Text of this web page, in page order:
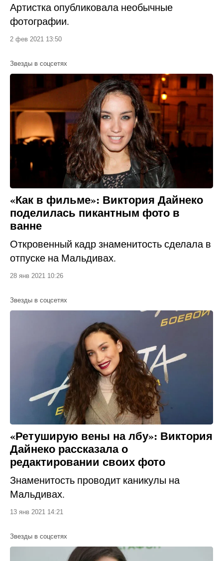
Артистка опубликовала необычные
фотографии.
2 фев 2021 13:50
Звезды в соцсетях
«Как в фильме»: Виктория Дайнеко
поделилась пикантным фото в
ванне
Откровенный кадр знаменитость сделала в
отпуске на Мальдивах.
28 янв 2021 10:26
Звезды в соцсетях
«Ретуширую вены на лбу»: Виктория
Дайнеко рассказала о
редактировании своих фото
Знаменитость проводит каникулы на
Мальдивах.
13 янв 2021 14:21
Звезды в соцсетях